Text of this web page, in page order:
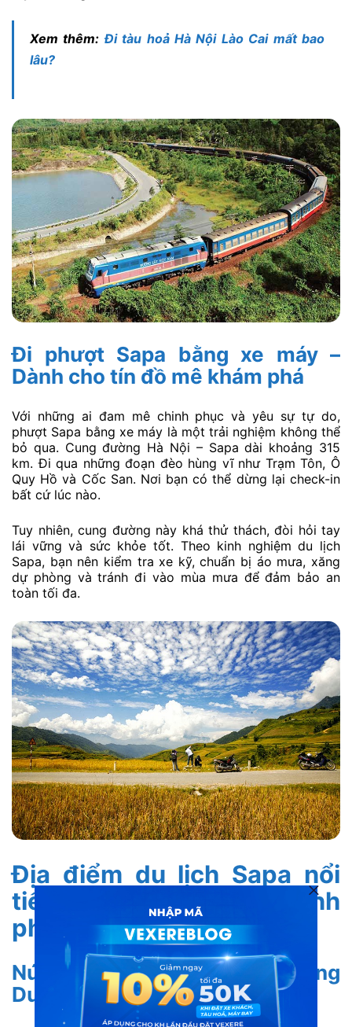
Xem thêm:Đi tàu hoả Hà Nội Lào Cai mất bao
lâu?
Đi phượt Sapa bằng xe máy –
Dành cho tín đồ mê khám phá
Với những ai đam mê chinh phục và yêu sự tự do,
phượt Sapa bằng xe máy là một trải nghiệm không thể
bỏ qua. Cung đường Hà Nội – Sapa dài khoảng 315
km. Đi qua những đoạn đèo hùng vĩ như Trạm Tôn, Ô
Quy Hồ và Cốc San. Nơi bạn có thể dừng lại check-in
bất cứ lúc nào.
Tuy nhiên, cung đường này khá thử thách, đòi hỏi tay
lái vững và sức khỏe tốt. Theo kinh nghiệm du lịch
Sapa, bạn nên kiểm tra xe kỹ, chuẩn bị áo mưa, xăng
dự phòng và tránh đi vào mùa mưa để đảm bảo an
toàn tối đa.
Địa điểm du lịch Sapa nổi
tiếng – Những nơi nhất định
phải ghé thăm
Núi Fansipan – Nóc nhà Đông
Dương